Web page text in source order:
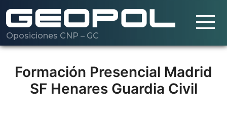
Saltar al contenido principal
Oposiciones CNP – GC
Cargando…